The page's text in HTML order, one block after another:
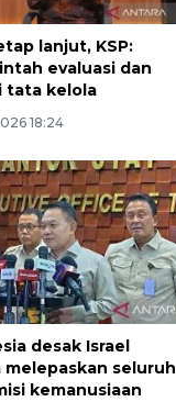
lanjut, KSP:
evaluasi dan
tata kelola
18:24
desak Israel
melepaskan seluruh
kemanusiaan
siswa laki-